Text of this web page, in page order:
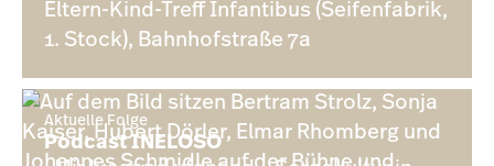
Eltern-Kind-Treff Infantibus (Seifenfabrik,
1. Stock), Bahnhofstraße 7a
Aktuelle Folge
Podcast INELOSO